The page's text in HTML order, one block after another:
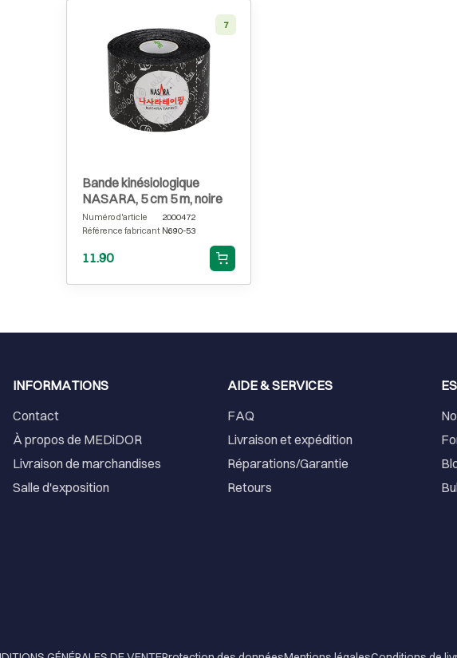
7
Bande kinésiologique
NASARA, 5 cm 5 m, noire
Numéro d'article
2000472
Référence fabricant N690-53
11.90
INFORMATIONS
Contact
À propos de MEDiDOR
Livraison de marchandises
Salle d'exposition
AIDE & SERVICES
FAQ
Livraison et expédition
Réparations/Garantie
Retours